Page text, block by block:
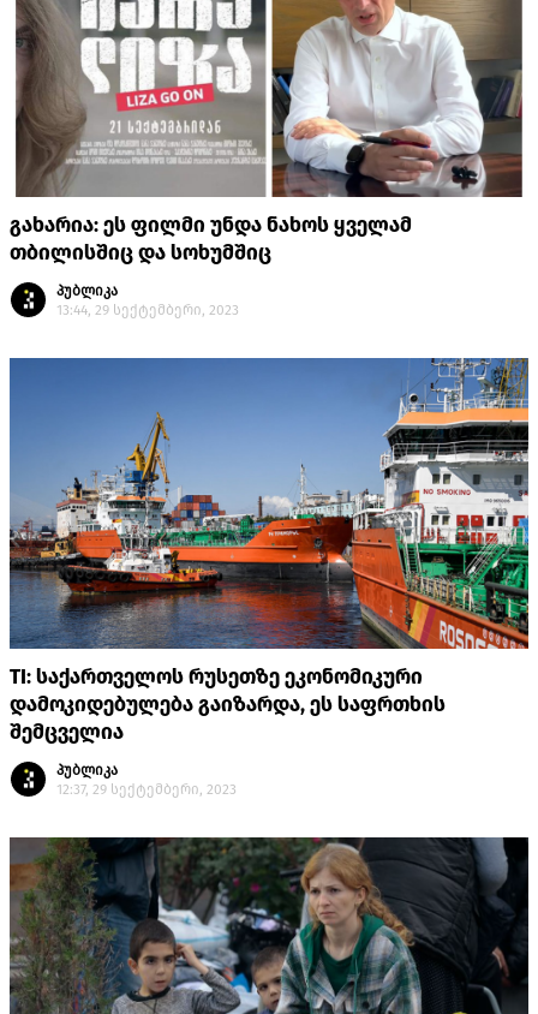
გახარია: ეს ფილმი უნდა ნახოს ყველამ
თბილისშიც და სოხუმშიც
პუბლიკა
13:44, 29 სექტემბერი, 2023
TI: საქართველოს რუსეთზე ეკონომიკური
დამოკიდებულება გაიზარდა, ეს საფრთხის
შემცველია
პუბლიკა
12:37, 29 სექტემბერი, 2023